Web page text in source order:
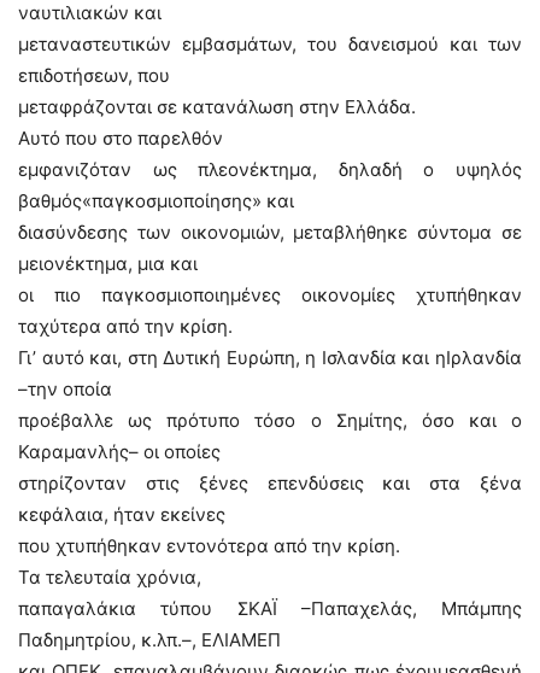
ναυτιλιακών και
μεταναστευτικών εμβασμάτων, του δανεισμού και των
επιδοτήσεων, που
μεταφράζονται σε κατανάλωση στην Ελλάδα.
Αυτό που στο παρελθόν
εμφανιζόταν ως πλεονέκτημα, δηλαδή ο υψηλός
βαθμός«παγκοσμιοποίησης» και
διασύνδεσης των οικονομιών, μεταβλήθηκε σύντομα σε
μειονέκτημα, μια και
οι πιο παγκοσμιοποιημένες οικονομίες χτυπήθηκαν
ταχύτερα από την κρίση.
Γι’ αυτό και, στη Δυτική Ευρώπη, η Ισλανδία και ηΙρλανδία
–την οποία
προέβαλλε ως πρότυπο τόσο ο Σημίτης, όσο και ο
Καραμανλής– οι οποίες
στηρίζονταν στις ξένες επενδύσεις και στα ξένα
κεφάλαια, ήταν εκείνες
που χτυπήθηκαν εντονότερα από την κρίση.
Τα τελευταία χρόνια,
παπαγαλάκια τύπου ΣΚΑΪ –Παπαχελάς, Μπάμπης
Παδημητρίου, κ.λπ.–, ΕΛΙΑΜΕΠ